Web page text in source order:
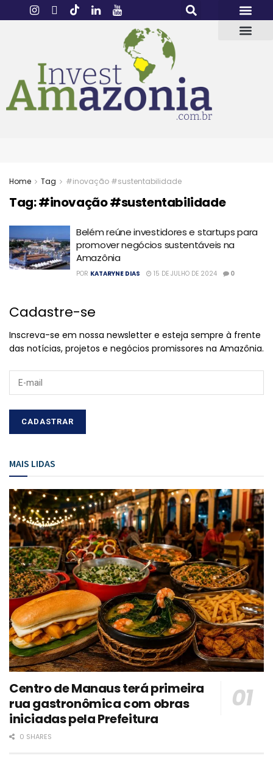
Home Tag #inovação #sustentabilidade
Tag:#inovação #sustentabilidade
Belém reúne investidores e startups para
promover negócios sustentáveis na
Amazônia
POR KATARYNE DIAS 15 DE JULHO DE 2024 0
Cadastre-se
Inscreva-se em nossa newsletter e esteja sempre à frente
das notícias, projetos e negócios promissores na Amazônia.
MAIS LIDAS
Centro de Manaus terá primeira
rua gastronômica com obras
iniciadas pela Prefeitura
0 SHARES